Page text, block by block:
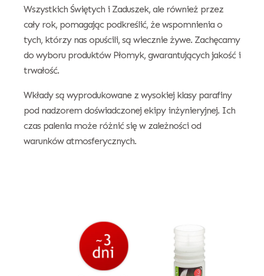
Wszystkich Świętych i Zaduszek, ale również przez
cały rok, pomagając podkreślić, że wspomnienia o
tych, którzy nas opuścili, są wiecznie żywe. Zachęcamy
do wyboru produktów Płomyk, gwarantujących jakość i
trwałość.
Wkłady są wyprodukowane z wysokiej klasy parafiny
pod nadzorem doświadczonej ekipy inżynieryjnej. Ich
czas palenia może różnić się w zależności od
warunków atmosferycznych.